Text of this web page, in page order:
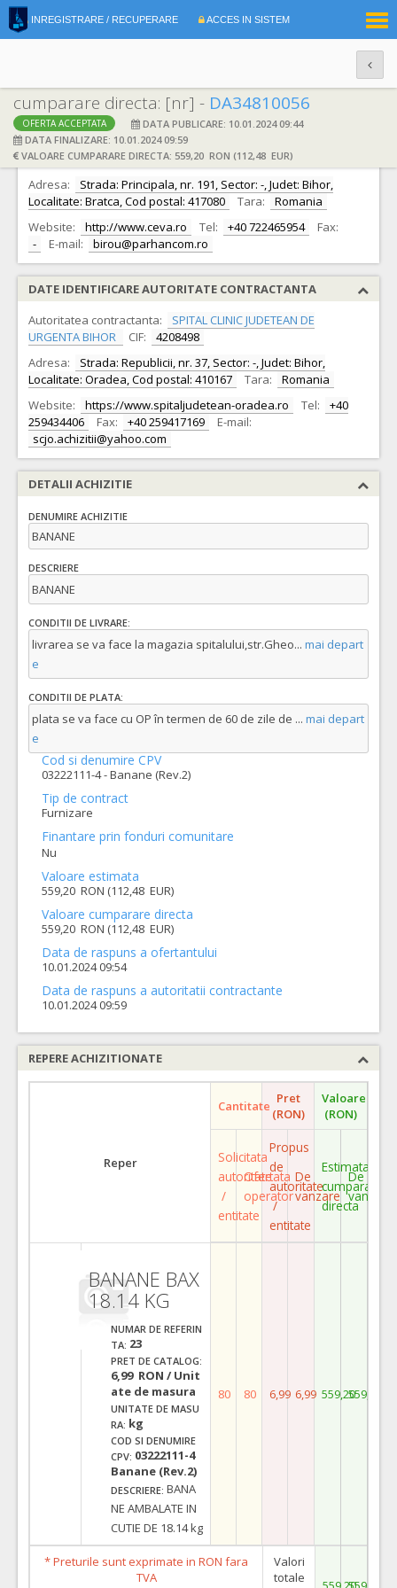
INREGISTRARE / RECUPERARE ACCES IN SISTEM
cumparare directa: [nr] - DA34810056
OFERTA ACCEPTATA
DATA PUBLICARE: 10.01.2024 09:44
DATA FINALIZARE: 10.01.2024 09:59
VALOARE CUMPARARE DIRECTA: 559,20 RON (112,48 EUR)
DATE IDENTIFICARE OFERTANT
Ofertant: S.C. PARHAN COM S.R.L. CIF: 4491776
Adresa:
Strada: Principala, nr. 191, Sector: -, Judet: Bihor,
Localitate: Bratca, Cod postal: 417080
Tara:
Romania
Website:
http://www.ceva.ro Tel: +40 722465954
Fax:
-
E-mail: birou@parhancom.ro
DATE IDENTIFICARE AUTORITATE CONTRACTANTA
Autoritatea contractanta:
SPITAL CLINIC JUDETEAN DE
URGENTA BIHOR
CIF:
4208498
Adresa:
Strada: Republicii, nr. 37, Sector: -, Judet: Bihor,
Localitate: Oradea, Cod postal: 410167
Tara:
Romania
Website:
https://www.spitaljudetean-oradea.ro Tel:
+40
259434406
Fax: +40 259417169
E-mail:
scjo.achizitii@yahoo.com
DETALII ACHIZITIE
DENUMIRE ACHIZITIE
BANANE
DESCRIERE
BANANE
CONDITII DE LIVRARE:
livrarea se va face la magazia spitalului,str.Gheo... mai depart
e
CONDITII DE PLATA:
plata se va face cu OP în termen de 60 de zile de ... mai depart
e
Cod si denumire CPV
03222111-4 - Banane (Rev.2)
Tip de contract
Furnizare
Finantare prin fonduri comunitare
Nu
Valoare estimata
559,20 RON (112,48 EUR)
Valoare cumparare directa
559,20 RON (112,48 EUR)
Data de raspuns a ofertantului
10.01.2024 09:54
Data de raspuns a autoritatii contractante
10.01.2024 09:59
REPERE ACHIZITIONATE
Reper
Cantitate Pret
(RON)
Valoare
(RON)
Solicitata
autoritate
/
entitate
Ofertata
operator
Propus
de
autoritate
/
entitate
De
vanzare
Estimata
cumparare
directa
De
vanzare
BANANE BAX
18.14 KG
NUMAR DE REFERIN
TA: 23
PRET DE CATALOG:
6,99 RON / Unit
ate de masura
UNITATE DE MASU
RA: kg
COD SI DENUMIRE
CPV: 03222111-4
Banane (Rev.2)
DESCRIERE: BANA
NE AMBALATE IN
CUTIE DE 18.14 kg
80 80 6,99 6,99 559,20559,20
* Preturile sunt exprimate in RON fara
TVA
Valori
totale